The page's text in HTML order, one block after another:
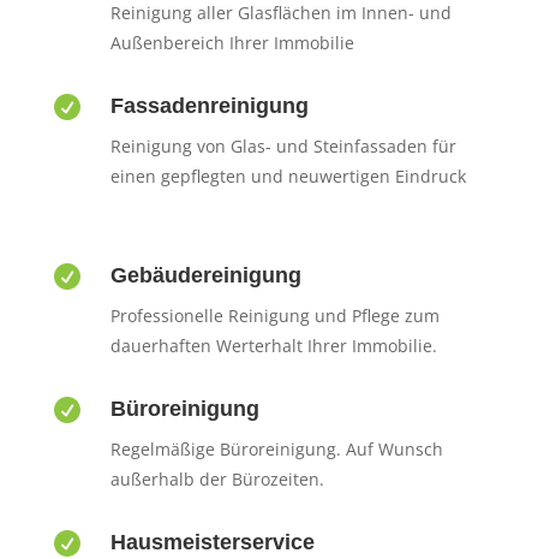
Reinigung aller Glasflächen im Innen- und
Außenbereich Ihrer Immobilie
 Fassadenreinigung
Reinigung von Glas- und Steinfassaden für
einen gepflegten und neuwertigen Eindruck
 Gebäudereinigung
Professionelle Reinigung und Pflege zum
dauerhaften Werterhalt Ihrer Immobilie.
 Büroreinigung
Regelmäßige Büroreinigung. Auf Wunsch
außerhalb der Bürozeiten.
 Hausmeisterservice